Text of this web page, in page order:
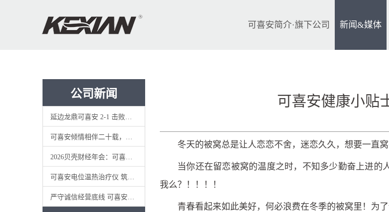
可喜安简介·旗下公司 新闻&媒体
公司新闻
延边龙鼎可喜安 2-1 击败梅州客家，主场三连胜跻身冲超第二梯队
可喜安倾情相伴二十载，助力延大北京校友会二十周年庆典圆满举办
2026贝壳财经年会：可喜安分享实体健康产业可持续发展思考与实践
可喜安电位温热治疗仪 筑牢家用医疗器械电磁安全防线
严守诚信经营底线 可喜安总部常态化暗访督查全国终端门店
可喜安健康小
冬天的被窝总是让人恋恋不舍，迷恋久久，想要一直窝
当你还在留恋被窝的温度之时，不知多少勤奋上进的
我么？！！！！
青春看起来如此美好，何必浪费在冬季的被窝里！为